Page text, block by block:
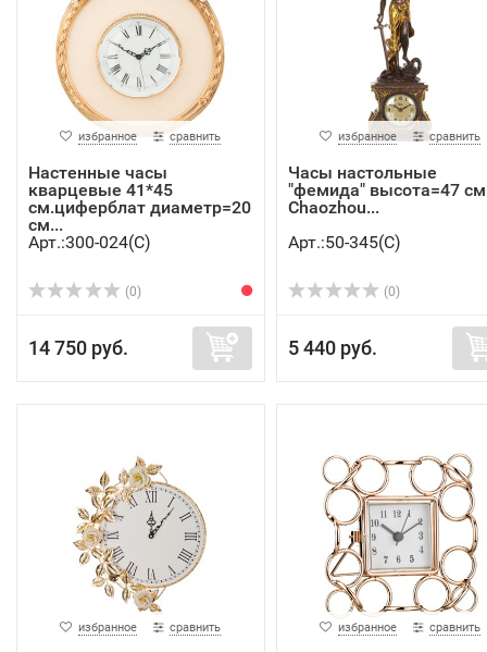
избранное сравнить
Настенные часы
кварцевые 41*45
см.циферблат диаметр=20
см...
Арт.:300-024(C)
(0)
14 750 руб.
избранное сравнить
Часы настольные
"фемида" высота=47
Chaozhou...
Арт.:50-345(C)
(0)
5 440 руб.
избранное сравнить избранное сравнить